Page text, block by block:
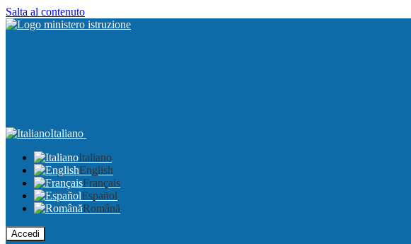
Salta al contenuto
Italiano
Italiano
English
Français
Español
Română
Accedi